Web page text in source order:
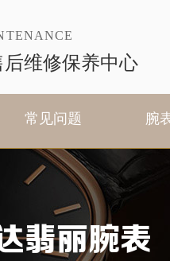
维修保养中心
常见问题 腕
翡丽腕表